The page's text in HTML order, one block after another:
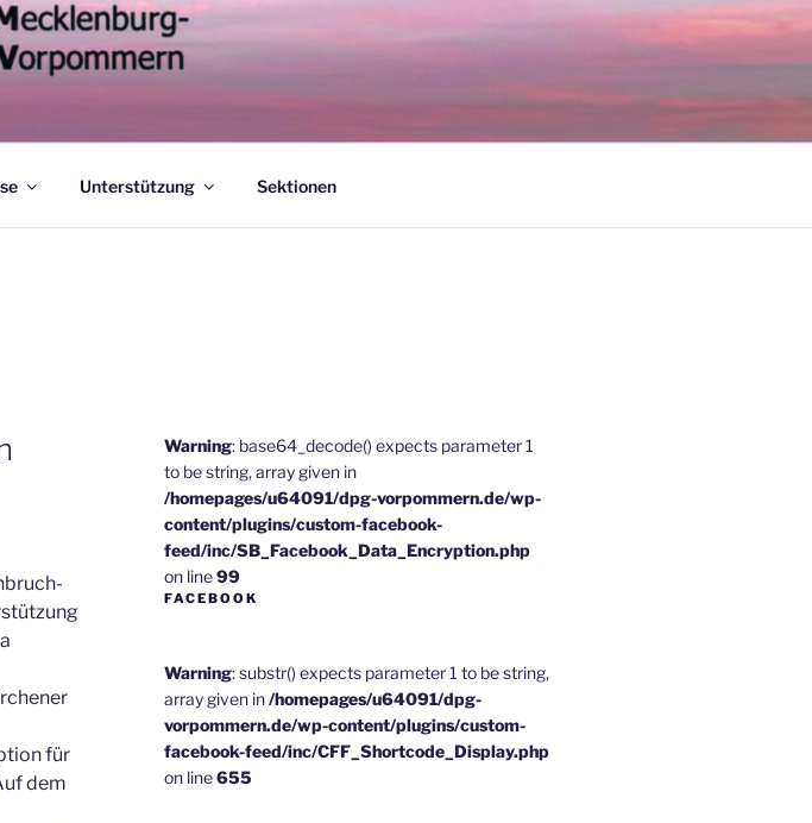
Unterstützung Sektionen
für
dem
Warning: base64_decode() expects parameter 1
to be string, array given in
/homepages/u64091/dpg-vorpommern.de/wp-
content/plugins/custom-facebook-
feed/inc/SB_Facebook_Data_Encryption.php
on line99
FACEBOOK
Warning: substr() expects parameter 1 to be string,
array given in/homepages/u64091/dpg-
vorpommern.de/wp-content/plugins/custom-
facebook-feed/inc/CFF_Shortcode_Display.php
on line655